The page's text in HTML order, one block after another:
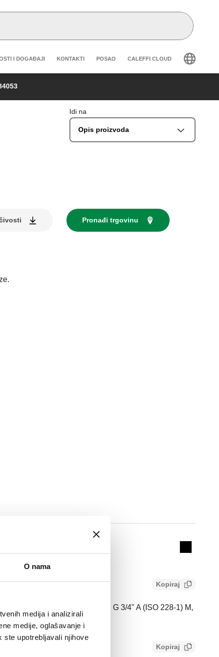
O nama
medija i analizirali
medije, oglašavanje i
ste upotrebljavali njihove
secondary navigation
I DOGAĐAJI KONTAKTI POSAO CALEFFI CLOUD
Idi na
Opis proizvoda
Pronađi trgovinu
Collapse
Kopiraj
za izlaze. Priključak 1: G 3/4" A (ISO 228-1) M,
3/8" A (ISO 228-1) M, Ø 12.
Kopiraj